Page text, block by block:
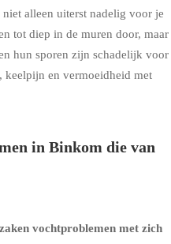
alleen uiterst nadelig voor je
tot diep in de muren door, maar
hun sporen zijn schadelijk voor
keelpijn en vermoeidheid met
in Binkom die van
vochtproblemen met zich